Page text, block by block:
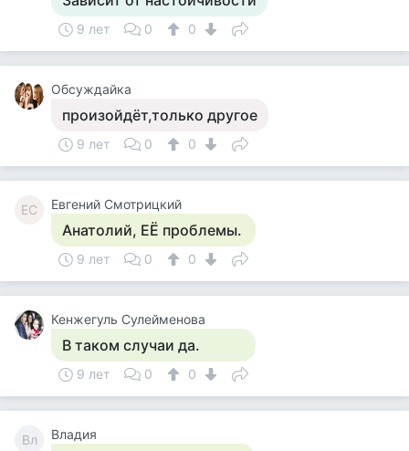
9 лет 0 0
Обсуждайка
произойдёт,только другое
9 лет 0 0
ЕС Евгений Смотрицкий
Анатолий, ЕЁ проблемы.
9 лет 0 0
Кенжегуль Сулейменова
В таком случаи да.
9 лет 0 0
Вл Владия